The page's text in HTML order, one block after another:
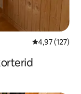
Keskmine
4,97 (127)